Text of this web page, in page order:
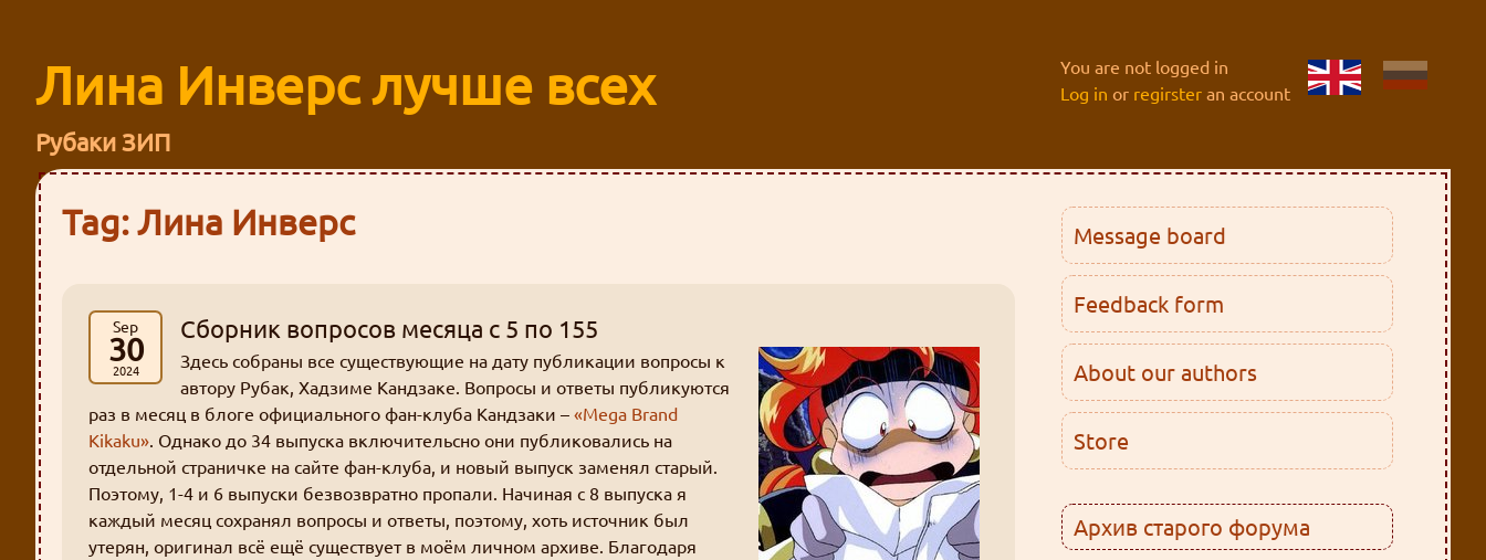
Лина Инверс лучше всех
Рубаки ЗИП
You are not logged in
Log in or regirsteran account
Tag: Лина Инверс
Sep
30
2024
Сборник вопросов месяца с 5 по 155
Здесь собраны все существующие на дату публикации вопросы к
автору Рубак, Хадзиме Кандзаке. Вопросы и ответы публикуются
раз в месяц в блоге официального фан-клуба Кандзаки – «Mega Brand
Kikaku». Однако до 34 выпуска включительсно они публиковались на
отдельной страничке на сайте фан-клуба, и новый выпуск заменял старый.
Поэтому, 1-4 и 6 выпуски безвозвратно пропали. Начиная с 8 выпуска я
каждый месяц сохранял вопросы и ответы, поэтому, хоть источник был
утерян, оригинал всё ещё существует в моём личном архиве. Благодаря
Message board
Feedback form
About our authors
Store
Архив старого форума